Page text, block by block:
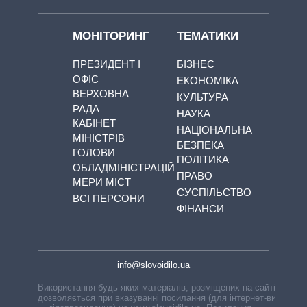
МОНІТОРИНГ
ПРЕЗИДЕНТ І
ОФІС
ВЕРХОВНА
РАДА
КАБІНЕТ
МІНІСТРІВ
ГОЛОВИ
ОБЛАДМІНІСТРАЦІЙ
МЕРИ МІСТ
ВСІ ПЕРСОНИ
ТЕМАТИКИ
БІЗНЕС
ЕКОНОМІКА
КУЛЬТУРА
НАУКА
НАЦІОНАЛЬНА
БЕЗПЕКА
ПОЛІТИКА
ПРАВО
СУСПІЛЬСТВО
ФІНАНСИ
info@slovoidilo.ua
Використання будь-яких матеріалів, розміщених на сайті,
дозволяється при вказуванні посилання (для інтернет-видань